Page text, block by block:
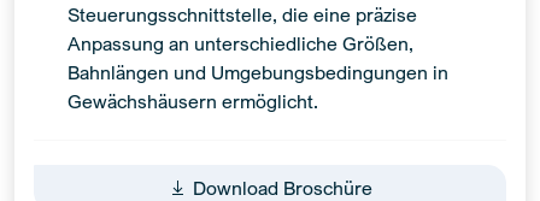
Steuerungsschnittstelle, die eine präzise
Anpassung an unterschiedliche Größen,
Bahnlängen und Umgebungsbedingungen in
Gewächshäusern ermöglicht.
Download Broschüre